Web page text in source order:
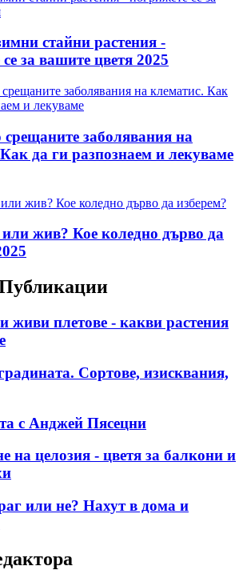
стайни растения -
за вашите цветя 2025
срещаните заболявания на
да ги разпознаем и лекуваме
или жив? Кое коледно дърво да
живи плетове - какви растения
Сортове, изисквания,
с Анджей Пясецни
на целозия - цветя за балкони и
или не? Нахут в дома и